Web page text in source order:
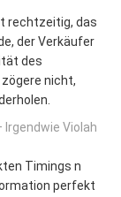
rechtzeitig, das
der Verkäufer
des
nicht,
Violah
Timings n
perfekt